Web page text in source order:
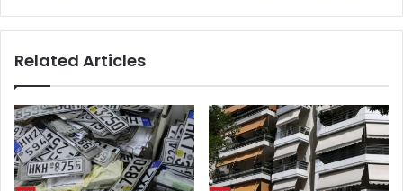
Related Articles